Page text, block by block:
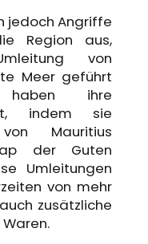
jedoch Angriffe
Region aus,
von
Meer geführt
haben ihre
indem sie
Mauritius
der Guten
Umleitungen
von mehr
zusätzliche